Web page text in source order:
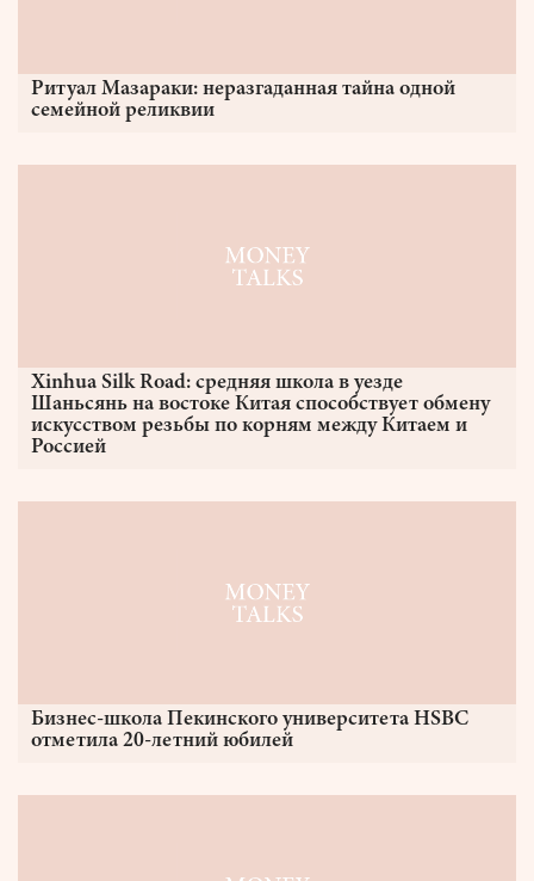
Ритуал Мазараки: неразгаданная тайна одной
семейной реликвии
Xinhua Silk Road: средняя школа в уезде
Шаньсянь на востоке Китая способствует обмену
искусством резьбы по корням между Китаем и
Россией
Бизнес-школа Пекинского университета HSBC
отметила 20-летний юбилей